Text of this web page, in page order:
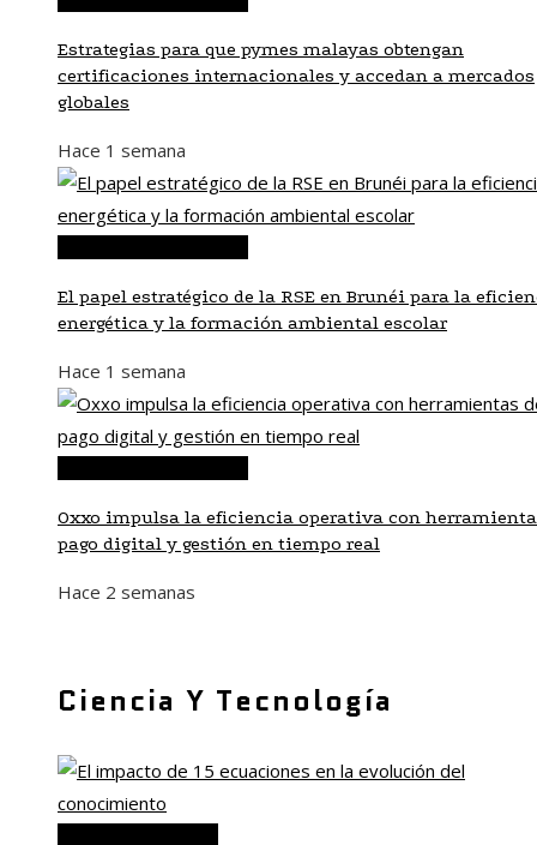
Estrategias para que pymes malayas obtengan
certificaciones internacionales y accedan a mercados
globales
Hace 1 semana
El papel estratégico de la RSE en Brunéi para la
energética y la formación ambiental escolar
Hace 1 semana
Oxxo impulsa la eficiencia operativa con
pago digital y gestión en tiempo real
Hace 2 semanas
Ciencia Y Tecnología